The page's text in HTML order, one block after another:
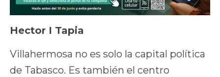
Hector I Tapia
Villahermosa no es solo la capital política
de Tabasco. Es también el centro